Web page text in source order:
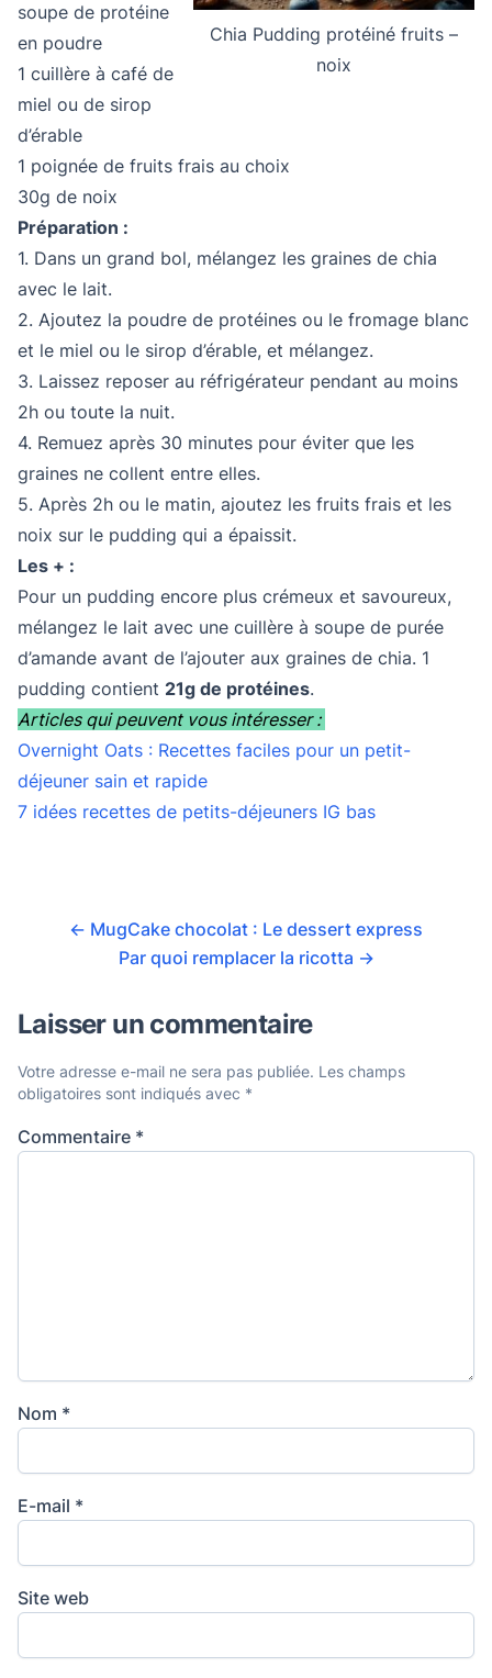
Chia Pudding protéiné fruits –
noix
soupe de protéine
en poudre
1 cuillère à café de
miel ou de sirop
d’érable
1 poignée de fruits frais au choix
30g de noix
Préparation :
1. Dans un grand bol, mélangez les graines de chia
avec le lait.
2. Ajoutez la poudre de protéines ou le fromage blanc
et le miel ou le sirop d’érable, et mélangez.
3. Laissez reposer au réfrigérateur pendant au moins
2h ou toute la nuit.
4. Remuez après 30 minutes pour éviter que les
graines ne collent entre elles.
5. Après 2h ou le matin, ajoutez les fruits frais et les
noix sur le pudding qui a épaissit.
Les + :
Pour un pudding encore plus crémeux et savoureux,
mélangez le lait avec une cuillère à soupe de purée
d’amande avant de l’ajouter aux graines de chia. 1
pudding contient 21g de protéines.
Articles qui peuvent vous intéresser :
Overnight Oats : Recettes faciles pour un petit-
déjeuner sain et rapide
7 idées recettes de petits-déjeuners IG bas
← MugCake chocolat : Le dessert express
Par quoi remplacer la ricotta →
Laisser un commentaire
Votre adresse e-mail ne sera pas publiée. Les champs
obligatoires sont indiqués avec *
Commentaire *
Nom *
E-mail *
Site web